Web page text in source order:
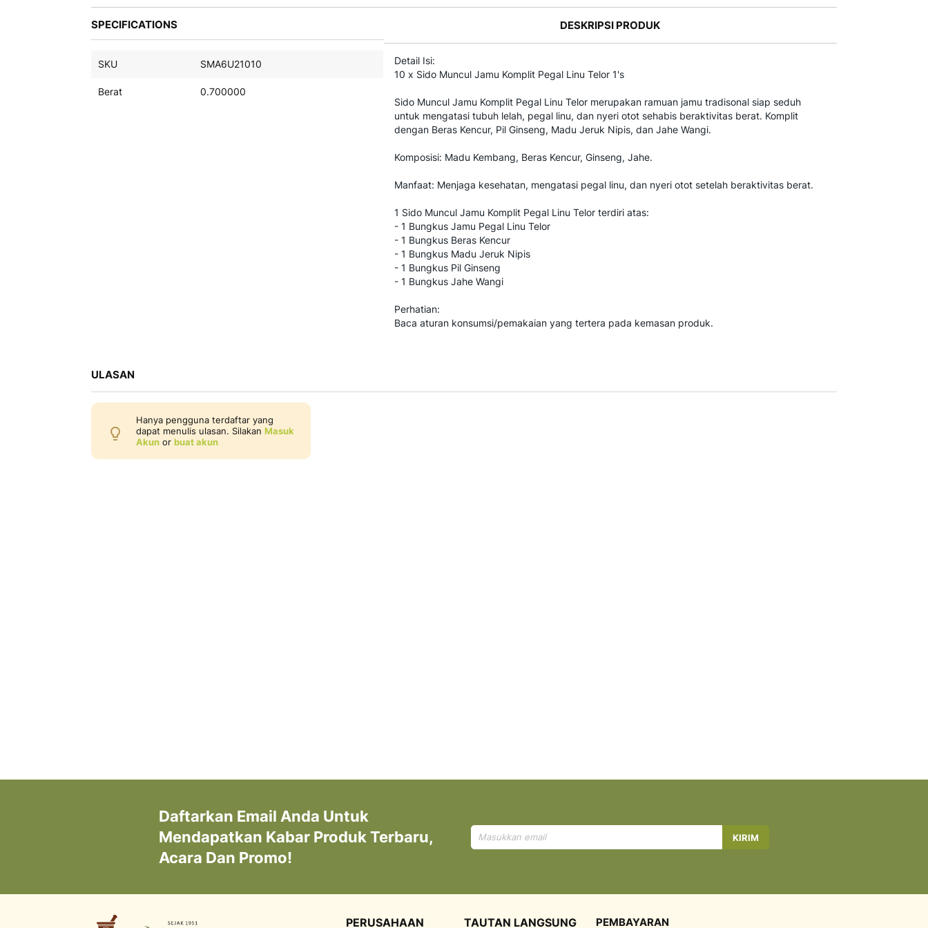
foto
DESKRIPSI PRODUK
Detail Isi:
10 x Sido Muncul Jamu Komplit Pegal Linu Telor 1's
Sido Muncul Jamu Komplit Pegal Linu Telor merupakan ramuan jamu tradisonal siap seduh
untuk mengatasi tubuh lelah, pegal linu, dan nyeri otot sehabis beraktivitas berat. Komplit
dengan Beras Kencur, Pil Ginseng, Madu Jeruk Nipis, dan Jahe Wangi.
Komposisi: Madu Kembang, Beras Kencur, Ginseng, Jahe.
Manfaat: Menjaga kesehatan, mengatasi pegal linu, dan nyeri otot setelah beraktivitas berat.
1 Sido Muncul Jamu Komplit Pegal Linu Telor terdiri atas:
- 1 Bungkus Jamu Pegal Linu Telor
- 1 Bungkus Beras Kencur
- 1 Bungkus Madu Jeruk Nipis
- 1 Bungkus Pil Ginseng
- 1 Bungkus Jahe Wangi
Perhatian:
Baca aturan konsumsi/pemakaian yang tertera pada kemasan produk.
SPECIFICATIONS
SKU SMA6U21010
Berat 0.700000
ULASAN
Hanya pengguna terdaftar yang
dapat menulis ulasan. Silakan Masuk
Akun or buat akun
Daftarkan Email Anda Untuk
Mendapatkan Kabar Produk Terbaru,
Acara Dan Promo!
Mendaftar
untuk
KIRIM
PERUSAHAAN TAUTAN LANGSUNG PEMBAYARAN